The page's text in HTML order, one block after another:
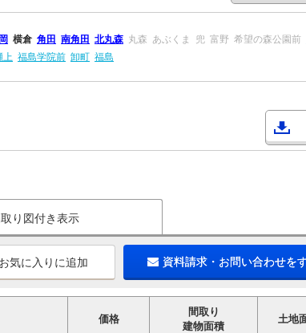
岡 横倉 角田 南角田 北丸森 丸森 あぶくま 兜 富野 希望の森公園前
上 福島学院前 卸町 福島
取り図付き表示
お気に入りに追加 資料請求・お問い合わせを
価格
間取り
建物面積
土地